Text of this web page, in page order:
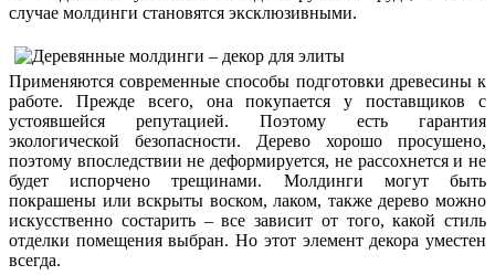
случае молдинги становятся эксклюзивными.
Применяются современные способы подготовки древесины к
работе. Прежде всего, она покупается у поставщиков с
устоявшейся репутацией. Поэтому есть гарантия
экологической безопасности. Дерево хорошо просушено,
поэтому впоследствии не деформируется, не рассохнется и не
будет испорчено трещинами. Молдинги могут быть
покрашены или вскрыты воском, лаком, также дерево можно
искусственно состарить – все зависит от того, какой стиль
отделки помещения выбран. Но этот элемент декора уместен
всегда.